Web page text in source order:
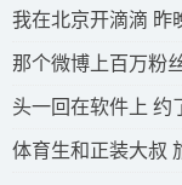
我在北京开滴滴 昨
那个微博上百万粉
头一回在软件上 约
体育生和正装大叔